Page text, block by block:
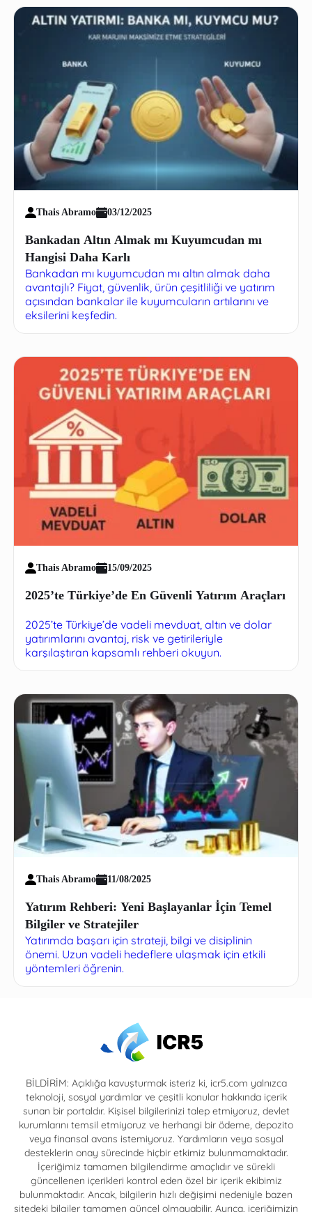
Thais Abramo 03/12/2025
Bankadan Altın Almak mı Kuyumcudan mı
Hangisi Daha Karlı
Bankadan mı kuyumcudan mı altın almak daha
avantajlı? Fiyat, güvenlik, ürün çeşitliliği ve yatırım
açısından bankalar ile kuyumcuların artılarını ve
eksilerini keşfedin.
Thais Abramo 15/09/2025
2025’te Türkiye’de En Güvenli Yatırım Araçları
2025’te Türkiye’de vadeli mevduat, altın ve dolar
yatırımlarını avantaj, risk ve getirileriyle
karşılaştıran kapsamlı rehberi okuyun.
Thais Abramo 11/08/2025
Yatırım Rehberi: Yeni Başlayanlar İçin Temel
Bilgiler ve Stratejiler
Yatırımda başarı için strateji, bilgi ve disiplinin
önemi. Uzun vadeli hedeflere ulaşmak için etkili
yöntemleri öğrenin.
BİLDİRİM: Açıklığa kavuşturmak isteriz ki, icr5.com yalnızca
teknoloji, sosyal yardımlar ve çeşitli konular hakkında içerik
sunan bir portaldır. Kişisel bilgilerinizi talep etmiyoruz, devlet
kurumlarını temsil etmiyoruz ve herhangi bir ödeme, depozito
veya finansal avans istemiyoruz. Yardımların veya sosyal
desteklerin onay sürecinde hiçbir etkimiz bulunmamaktadır.
İçeriğimiz tamamen bilgilendirme amaçlıdır ve sürekli
güncellenen içerikleri kontrol eden özel bir içerik ekibimiz
bulunmaktadır. Ancak, bilgilerin hızlı değişimi nedeniyle bazen
sitedeki bilgiler tamamen güncel olmayabilir. Ayrıca, içeriğimizin